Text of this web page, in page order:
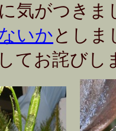
気がつきま
いかとしま
てお詫びし